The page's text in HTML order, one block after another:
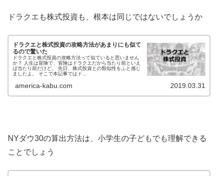
ドラクエも株式投資も、根本は同じではないでしょうか
ドラクエと株式投資の攻略方法があまりにも似て
るので驚いた
ドラクエと株式投資の攻略方法って似ていると思いません
か？ 人生は冒険で、冒険はドラクエだから当たり前といえ
ば当たり前だけど。 先日、株式投資との類似性をふと感じ
ましたよ。 そこで本記事ではド...
america-kabu.com 2019.03.31
NYダウ30の算出方法は、小学生の子どもでも理解できる
ことでしょう